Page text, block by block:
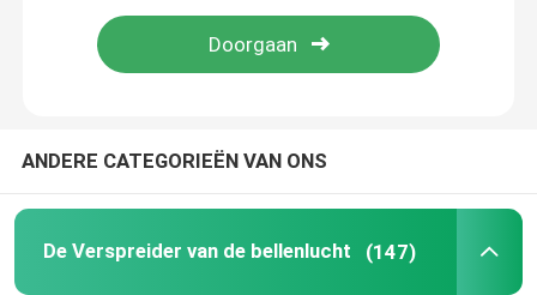
Producten
ANDERE CATEGORIEËN VAN ONS
De Verspreider van de bellenlucht (147)